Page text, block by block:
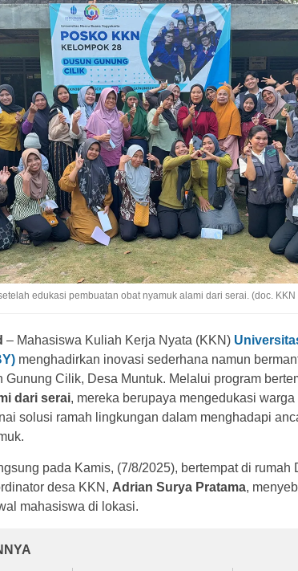
edukasi pembuatan obat nyamuk alami dari serai. (doc. KKN
– Mahasiswa Kuliah Kerja Nyata (KKN)
menghadirkan inovasi sederhana namun
Gunung Cilik, Desa Muntuk. Melalui program
dari serai, mereka berupaya mengedukasi
solusi ramah lingkungan dalam menghadapi
pada Kamis, (7/8/2025), bertempat di rumah
desa KKN, Adrian Surya Pratama,
mahasiswa di lokasi.